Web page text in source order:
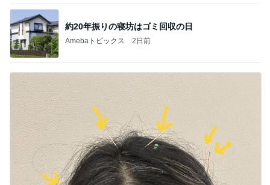
約20年振りの寝坊はゴミ回収の日
Amebaトピックス 2日前